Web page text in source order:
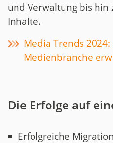
und Verwaltung bis hin
Inhalte.
Media Trends 2024:
Medienbranche
Die Erfolge auf
Erfolgreiche